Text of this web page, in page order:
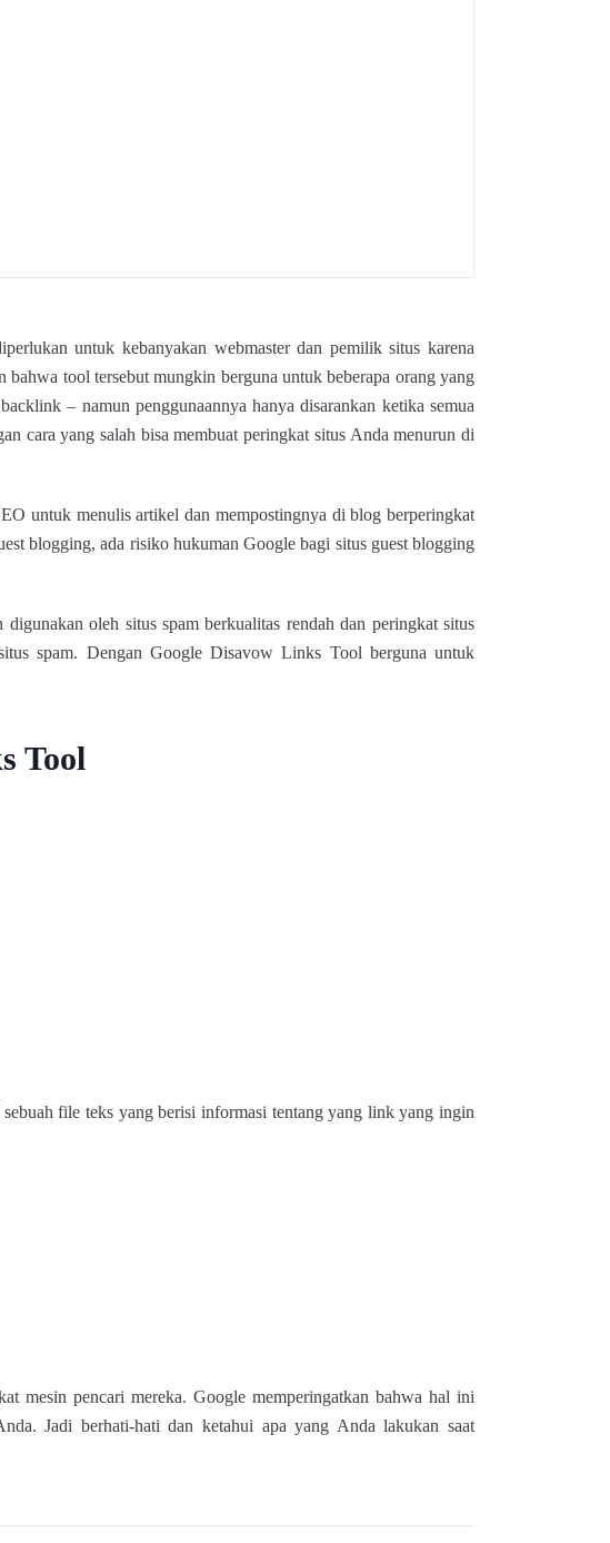
untuk kebanyakan webmaster dan pemilik situs karena
tool tersebut mungkin berguna untuk beberapa orang yang
– namun penggunaannya hanya disarankan ketika semua
cara yang salah bisa membuat peringkat situs Anda menurun di
untuk menulis artikel dan mempostingnya di blog berperingkat
blogging, ada risiko hukuman Google bagi situs guest blogging
oleh situs spam berkualitas rendah dan peringkat situs
spam. Dengan Google Disavow Links Tool berguna untuk
Tool
file teks yang berisi informasi tentang yang link yang ingin
mesin pencari mereka. Google memperingatkan bahwa hal ini
Jadi berhati-hati dan ketahui apa yang Anda lakukan saat